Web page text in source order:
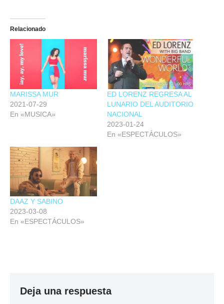
Relacionado
MARISSA MUR
2021-07-29
En «MUSICA»
ED LORENZ REGRESA AL
LUNARIO DEL AUDITORIO
NACIONAL
2023-01-24
En «ESPECTÁCULOS»
DAAZ Y SABINO
2023-03-08
En «ESPECTÁCULOS»
Deja una respuesta